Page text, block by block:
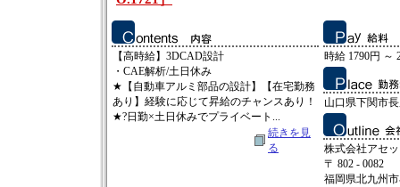
【高時給】3DCAD設計
・CAE解析/土日休み
★【自動車アルミ部品の設計】【在宅勤務
あり】経験に応じて昇給のチャンスあり！
★?日勤×土日休みでプライベート...
続きを見
る
時給 1790円 ～
山口県下関市
株式会社アセ
〒 802 - 0082
福岡県北九州